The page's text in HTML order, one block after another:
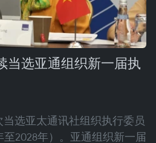
当选亚通组织新一届执
选亚太通讯社组织执行委员
2028年）。亚通组织新一届